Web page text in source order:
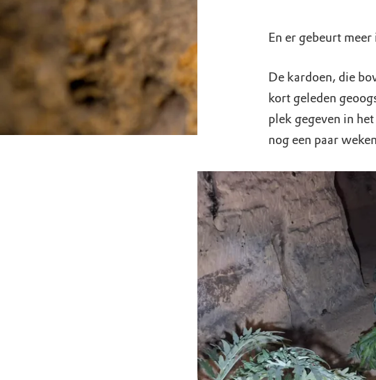
En er gebeurt
De kardoen, die
kort geleden
plek gegeven in
nog een paar